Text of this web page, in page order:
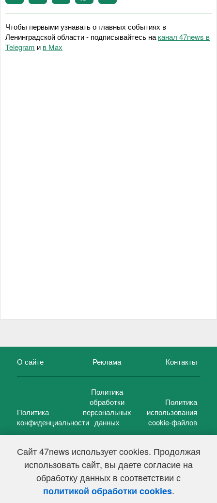
Сайт 47news использует cookies. Продолжая
использовать сайт, вы даете согласие на
обработку данных в соответствии с
политикой обработки cookies.
Чтобы первыми узнавать о главных событиях в
Ленинградской области - подписывайтесь на канал 47news в
Telegram и в Maх
О сайте Реклама Контакты
Политика
конфиденциальности
Политика
обработки
персональных
данных
Политика
использования
cookie-файлов
47 новостей (47 news)2005 — 2026 г.
Свидетельство о регистрации СМИ Эл № ФС 77-39848, выдано
Федеральной службой по надзору в сфере связи,
информационных технологий и массовых коммуникаций